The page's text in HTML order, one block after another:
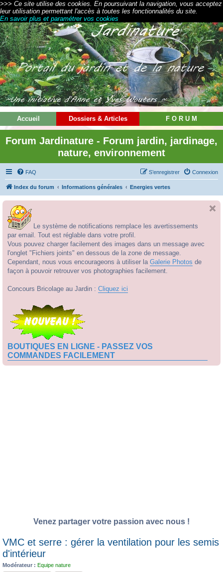
>>> Ce site utilise des cookies. En poursuivant la navigation, vous acceptez
leur utilisation permettant l'accès à toutes les fonctionnalités du site.
En savoir plus et paramétrer vos cookies
Accueil Dossiers & Articles F O R U M
Forum Jardinature - Forum jardin, jardinage,
nature, environnement
FAQ Connexion
S’enregistrer
Index du forum Informations générales Energies vertes
Le système de notifications remplace les avertissements
par email. Tout est réglable dans votre profil.
Vous pouvez charger facilement des images dans un message avec
l'onglet "Fichiers joints" en dessous de la zone de message.
Cependant, nous vous encourageons à utiliser la Galerie Photos de
façon à pouvoir retrouver vos photographies facilement.
Concours Bricolage au Jardin : Cliquez ici
BOUTIQUES EN LIGNE - PASSEZ VOS
COMMANDES FACILEMENT
Venez partager votre passion avec nous !
VMC et serre : gérer la ventilation pour les semis
d'intérieur
Modérateur : Equipe nature